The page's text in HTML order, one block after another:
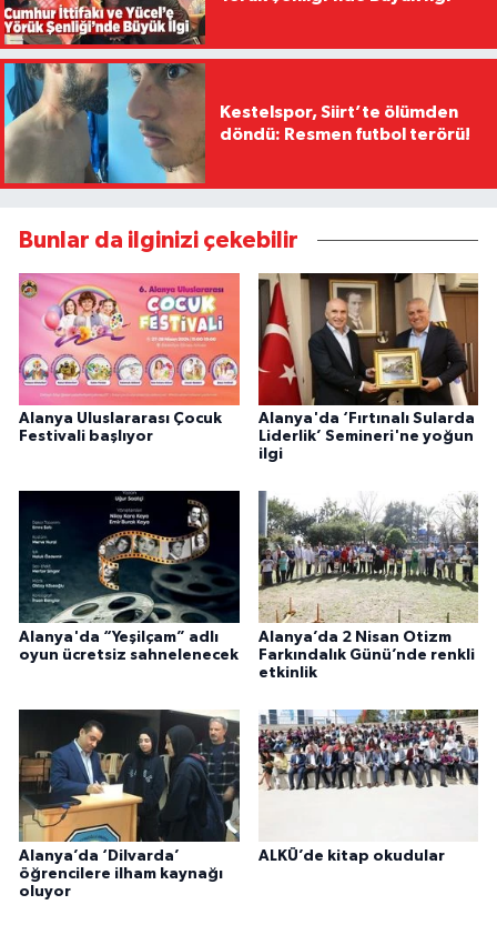
Kestelspor, Siirt’te ölümden
döndü: Resmen futbol terörü!
Bunlar da ilginizi çekebilir
Alanya Uluslararası Çocuk
Festivali başlıyor
Alanya'da ‘Fırtınalı Sularda
Liderlik’ Semineri'ne yoğun
ilgi
Alanya'da “Yeşilçam” adlı
oyun ücretsiz sahnelenecek
Alanya’da 2 Nisan Otizm
Farkındalık Günü’nde renkli
etkinlik
Alanya’da ‘Dilvarda’
öğrencilere ilham kaynağı
oluyor
ALKÜ’de kitap okudular